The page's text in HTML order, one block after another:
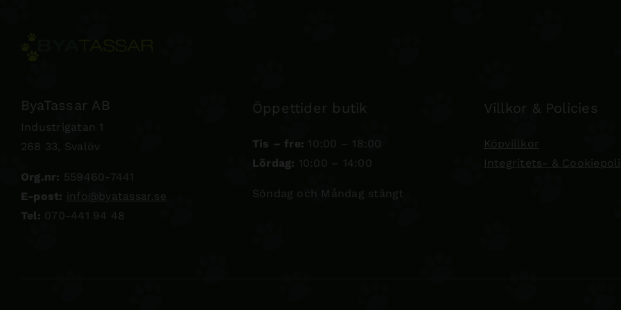
ByaTassar AB
Industrigatan 1
268 33, Svalöv
Org.nr: 559460-7441
E-post: info@byatassar.se
Tel: 070-441 94 48
Öppettider butik
Tis – fre: 10:00 – 18:00
Lördag: 10:00 – 14:00
Söndag och Måndag stängt
Villkor & Policies
Köpvillkor
Integritets- &